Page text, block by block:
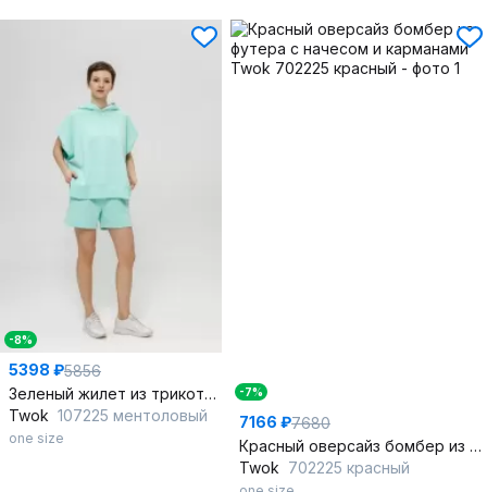
-8%
5398 ₽5856
Зеленый жилет из трикотажа с капюшоном и боковыми разрезами
Twok 107225 ментоловый
one size
-7%
7166 ₽7680
Красный оверсайз бомбер из футера с начесом и карманами
Twok 702225 красный